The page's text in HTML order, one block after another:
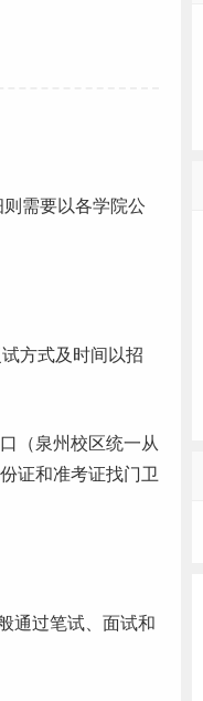
需要以各学院公
方式及时间以招
（泉州校区统一从
证和准考证找门卫
通过笔试、 面试和